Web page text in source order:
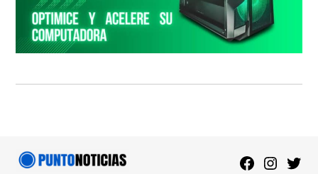
Facebook